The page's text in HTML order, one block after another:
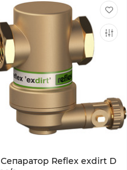
Сепаратор Reflex exdirt D